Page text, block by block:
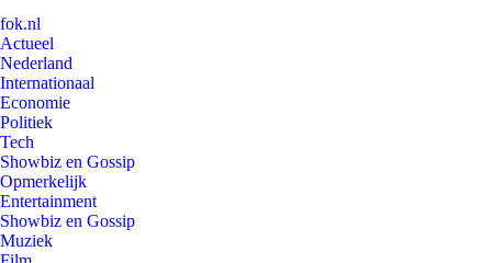
fok.nl
Actueel
Nederland
Internationaal
Economie
Politiek
Tech
Showbiz en Gossip
Opmerkelijk
Entertainment
Showbiz en Gossip
Muziek